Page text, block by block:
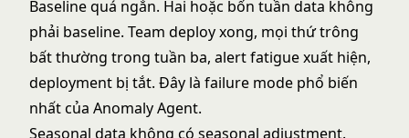
Baseline quá ngắn. Hai hoặc bốn tuần data không
phải baseline. Team deploy xong, mọi thứ trông
bất thường trong tuần ba, alert fatigue xuất hiện,
deployment bị tắt. Đây là failure mode phổ biến
nhất của Anomaly Agent.
Seasonal data không có seasonal adjustment.